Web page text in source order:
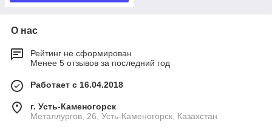
О нас
Рейтинг не сформирован
Менее 5 отзывов за последний год
Работает с 16.04.2018
г. Усть-Каменогорск
Металлургов, 26, Усть-Каменогорск, Казахстан